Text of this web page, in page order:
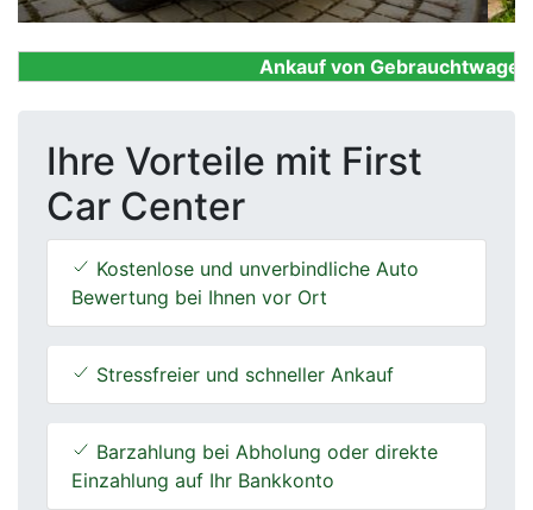
Ankauf von
Ihre Vorteile mit First
Car Center
Kostenlose und unverbindliche Auto
Bewertung bei Ihnen vor Ort
Stressfreier und schneller Ankauf
Barzahlung bei Abholung oder direkte
Einzahlung auf Ihr Bankkonto